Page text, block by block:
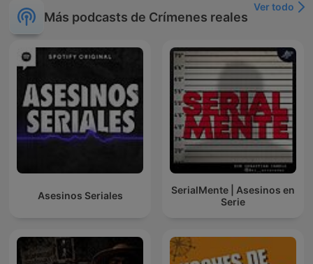
Más podcasts de Crímenes reales
Ver todo
Asesinos Seriales
SerialMente | Asesinos en
Serie